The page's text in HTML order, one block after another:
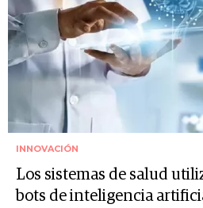
INNOVACIÓN
Los sistemas de salud
bots de inteligencia